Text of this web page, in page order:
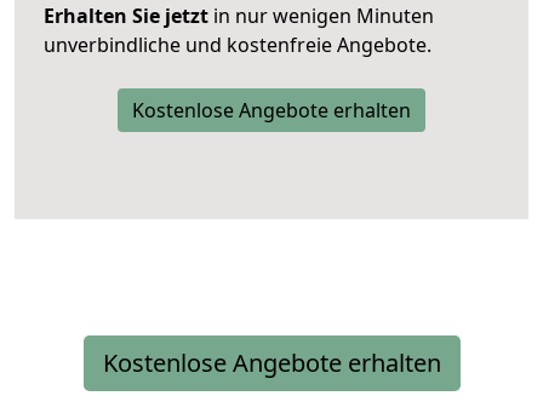
Erhalten Sie jetzt in nur wenigen Minuten
unverbindliche und kostenfreie Angebote.
Kostenlose Angebote erhalten
Kostenlose Angebote erhalten